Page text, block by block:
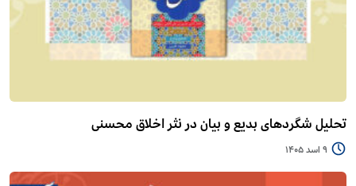
تحلیل شگردهای بدیع و بیان در نثر اخلاق محسنی
9 اسد 1405